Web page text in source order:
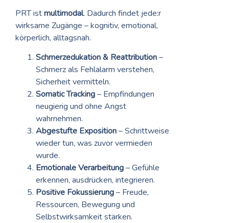
PRT istmultimodal. Dadurch findet jede:r
wirksame Zugänge – kognitiv, emotional,
körperlich, alltagsnah.
Schmerzedukation & Reattribution–
Schmerz als Fehlalarm verstehen,
Sicherheit vermitteln.
Somatic Tracking– Empfindungen
neugierig und ohne Angst
wahrnehmen.
Abgestufte Exposition– Schrittweise
wieder tun, was zuvor vermieden
wurde.
Emotionale Verarbeitung– Gefühle
erkennen, ausdrücken, integrieren.
Positive Fokussierung– Freude,
Ressourcen, Bewegung und
Selbstwirksamkeit stärken.